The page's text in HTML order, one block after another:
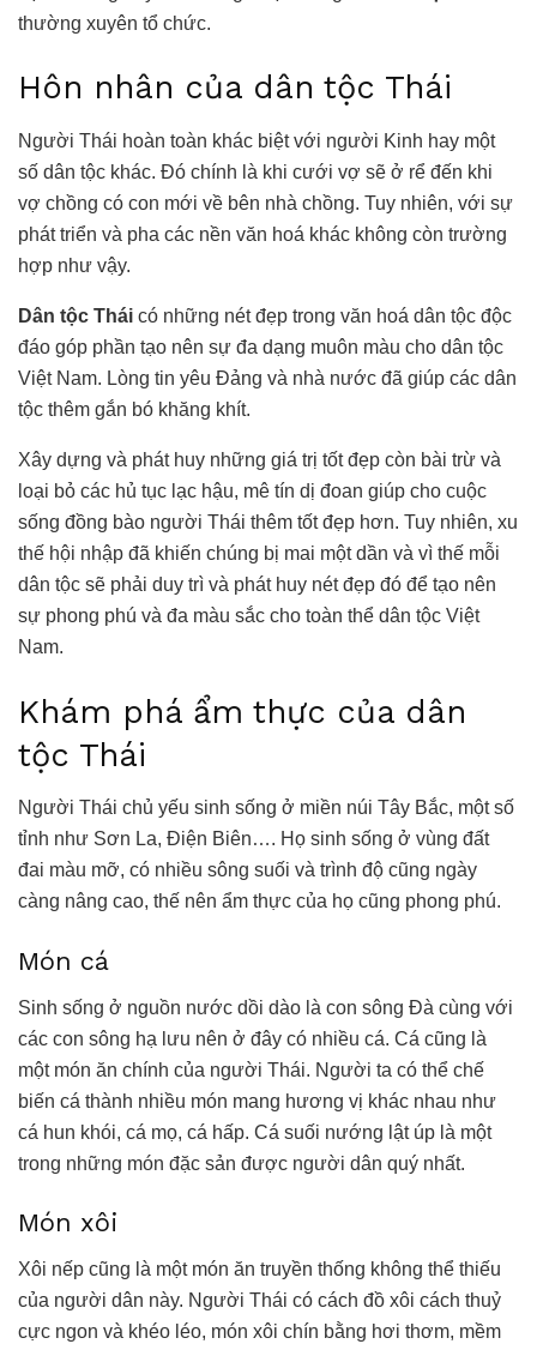
thường xuyên tổ chức.
Hôn nhân của dân tộc Thái
Người Thái hoàn toàn khác biệt với người Kinh hay một
số dân tộc khác. Đó chính là khi cưới vợ sẽ ở rể đến khi
vợ chồng có con mới về bên nhà chồng. Tuy nhiên, với sự
phát triển và pha các nền văn hoá khác không còn trường
hợp như vậy.
Dân tộc Thái có những nét đẹp trong văn hoá dân tộc độc
đáo góp phần tạo nên sự đa dạng muôn màu cho dân tộc
Việt Nam. Lòng tin yêu Đảng và nhà nước đã giúp các dân
tộc thêm gắn bó khăng khít.
Xây dựng và phát huy những giá trị tốt đẹp còn bài trừ và
loại bỏ các hủ tục lạc hậu, mê tín dị đoan giúp cho cuộc
sống đồng bào người Thái thêm tốt đẹp hơn. Tuy nhiên, xu
thế hội nhập đã khiến chúng bị mai một dần và vì thế mỗi
dân tộc sẽ phải duy trì và phát huy nét đẹp đó để tạo nên
sự phong phú và đa màu sắc cho toàn thể dân tộc Việt
Nam.
Khám phá ẩm thực của dân
tộc Thái
Người Thái chủ yếu sinh sống ở miền núi Tây Bắc, một số
tỉnh như Sơn La, Điện Biên…. Họ sinh sống ở vùng đất
đai màu mỡ, có nhiều sông suối và trình độ cũng ngày
càng nâng cao, thế nên ẩm thực của họ cũng phong phú.
Món cá
Sinh sống ở nguồn nước dồi dào là con sông Đà cùng với
các con sông hạ lưu nên ở đây có nhiều cá. Cá cũng là
một món ăn chính của người Thái. Người ta có thể chế
biến cá thành nhiều món mang hương vị khác nhau như
cá hun khói, cá mọ, cá hấp. Cá suối nướng lật úp là một
trong những món đặc sản được người dân quý nhất.
Món xôi
Xôi nếp cũng là một món ăn truyền thống không thể thiếu
của người dân này. Người Thái có cách đồ xôi cách thuỷ
cực ngon và khéo léo, món xôi chín bằng hơi thơm, mềm